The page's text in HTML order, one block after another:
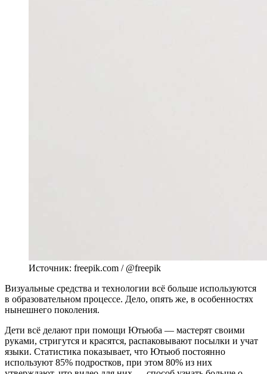
Источник: freepik.com / @freepik
Визуальные средства и технологии всё больше используются
в образовательном процессе. Дело, опять же, в особенностях
нынешнего поколения.
Дети всё делают при помощи Ютьюба — мастерят своими
руками, стригутся и красятся, распаковывают посылки и учат
языки. Статистика показывает, что Ютьюб постоянно
используют 85% подростков, при этом 80% из них